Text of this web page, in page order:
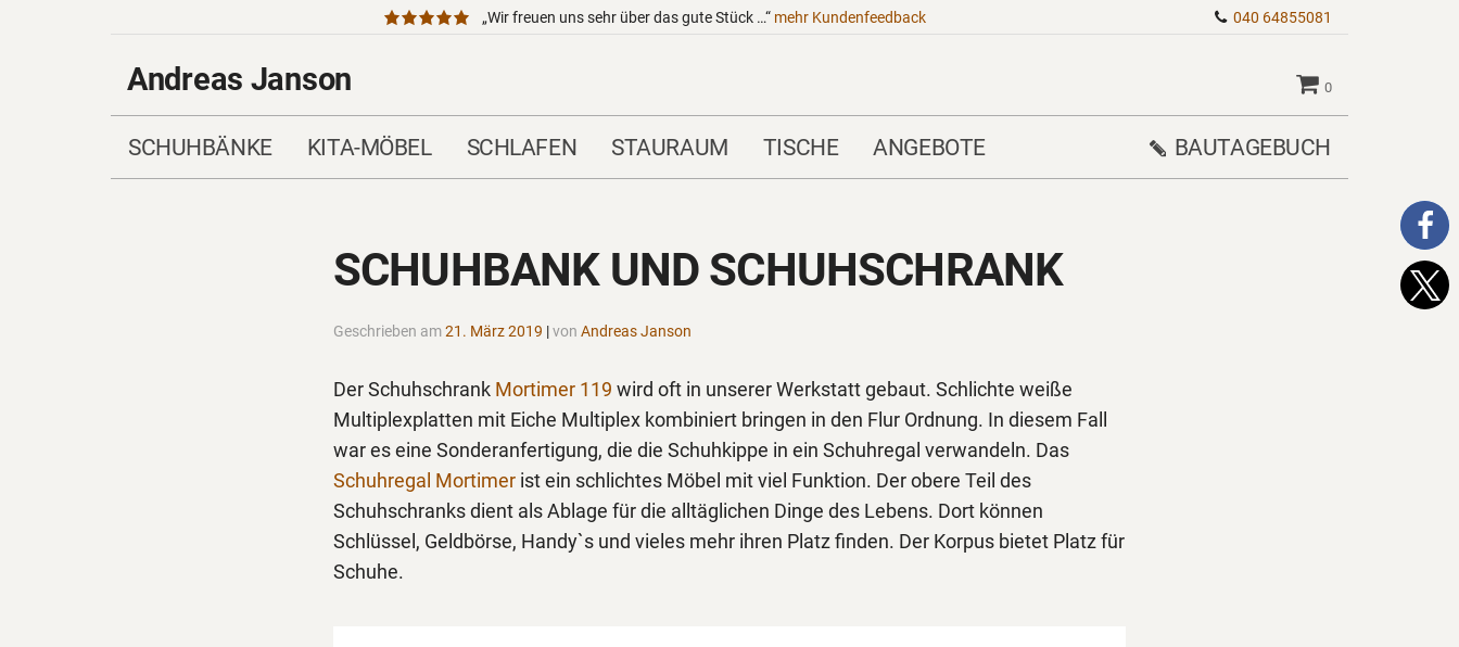
„Wir freuen uns sehr über das gute Stück …“ mehr Kundenfeedback 040 64855081
Andreas Janson 0
SCHUHBÄNKE KITA-MÖBEL SCHLAFEN STAURAUM TISCHE ANGEBOTE BAUTAGEBUCH
SCHUHBANK UND SCHUHSCHRANK
Geschrieben am21. März 2019 |von Andreas Janson
Der Schuhschrank Mortimer 119 wird oft in unserer Werkstatt gebaut. Schlichte weiße
Multiplexplatten mit Eiche Multiplex kombiniert bringen in den Flur Ordnung. In diesem Fall
war es eine Sonderanfertigung, die die Schuhkippe in ein Schuhregal verwandeln. Das
Schuhregal Mortimer ist ein schlichtes Möbel mit viel Funktion. Der obere Teil des
Schuhschranks dient als Ablage für die alltäglichen Dinge des Lebens. Dort können
Schlüssel, Geldbörse, Handy`s und vieles mehr ihren Platz finden. Der Korpus bietet Platz für
Schuhe.